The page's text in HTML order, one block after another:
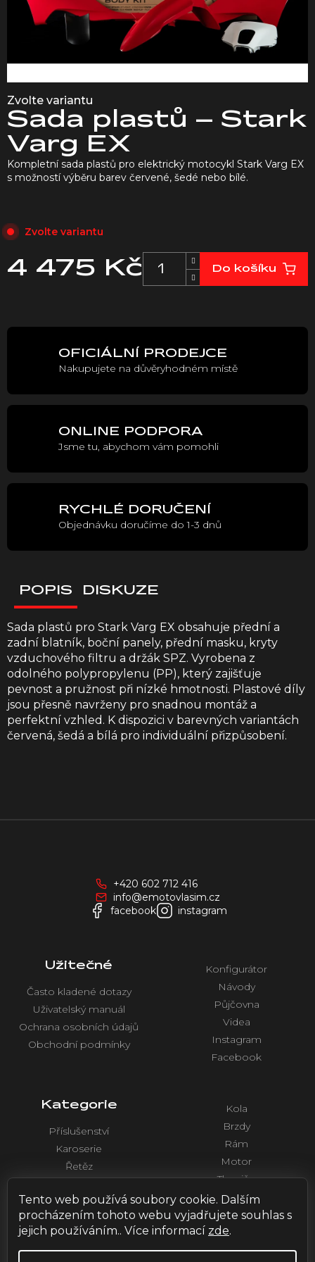
Tento web používá soubory cookie. Dalším
procházením tohoto webu vyjadřujete souhlas s
jejich používáním.. Více informací zde.
Zvolte variantu
Sada plastů – Stark
Varg EX
4 475 Kč
cena:
Zvolte variantu
Do košíku
Kompletní sada plastů pro elektrický motocykl Stark Varg EX
s možností výběru barev červené, šedé nebo bílé.
OFICIÁLNÍ PRODEJCE
Nakupujete na důvěryhodném místě
ONLINE PODPORA
Jsme tu, abychom vám pomohli
RYCHLÉ DORUČENÍ
Objednávku doručíme do 1-3 dnů
POPIS DISKUZE
Sada plastů pro Stark Varg EX obsahuje přední a
zadní blatník, boční panely, přední masku, kryty
vzduchového filtru a držák SPZ. Vyrobena z
odolného polypropylenu (PP), který zajišťuje
pevnost a pružnost při nízké hmotnosti. Plastové díly
jsou přesně navrženy pro snadnou montáž a
perfektní vzhled. K dispozici v barevných variantách
červená, šedá a bílá pro individuální přizpůsobení.
+420 602 712 416
info@emotovlasim.cz
facebook
instagram
Užitečné
Často kladené dotazy
Uživatelský manuál
Ochrana osobních údajů
Obchodní podmínky
Konfigurátor
Návody
Půjčovna
Videa
Instagram
Facebook
Kategorie
Příslušenství
Karoserie
Řetěz
Elektronika
Kola
Brzdy
Rám
Motor
Tlumiče
Řídítka a ovládaní